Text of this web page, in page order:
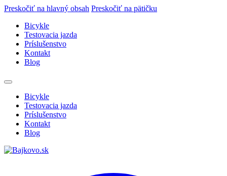
Preskočiť na hlavný obsah Preskočiť na pätičku
Bicykle
Testovacia jazda
Príslušenstvo
Kontakt
Blog
Bicykle
Testovacia jazda
Príslušenstvo
Kontakt
Blog